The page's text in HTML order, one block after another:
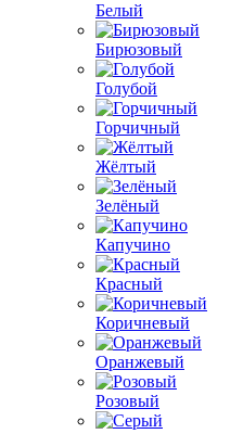
Белый
Бирюзовый
Голубой
Горчичный
Жёлтый
Зелёный
Капучино
Красный
Коричневый
Оранжевый
Розовый